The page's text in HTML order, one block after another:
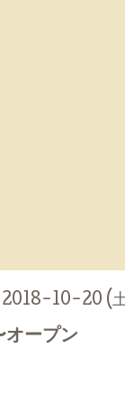
2018-10-20 (
ープン